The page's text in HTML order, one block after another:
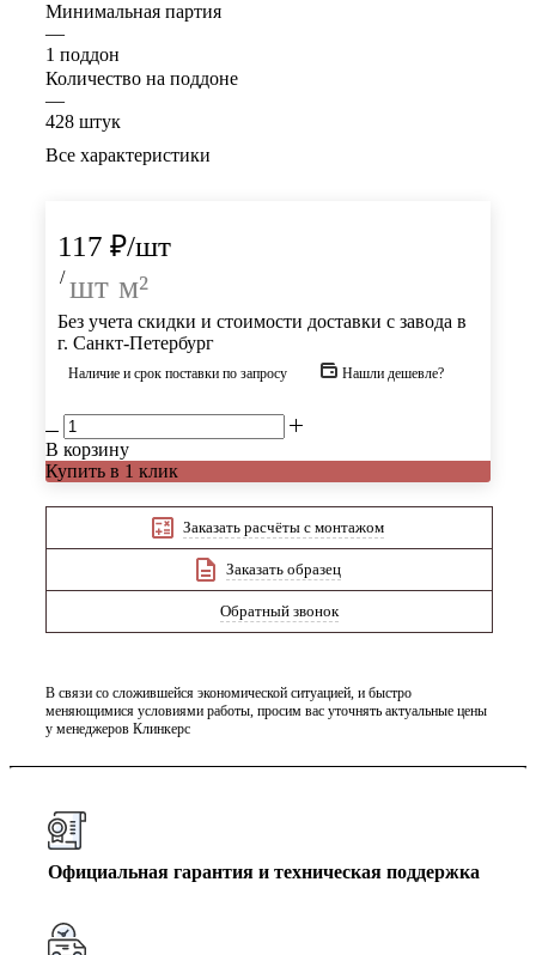
Минимальная партия
—
1 поддон
Количество на поддоне
—
428 штук
Все характеристики
117 ₽/шт
/ шт м²
Без учета скидки и стоимости доставки с завода в
г. Санкт-Петербург
Наличие и срок поставки по запросу Нашли дешевле?
В корзину
Купить в 1 клик
Заказать расчёты с монтажом
Заказать образец
Обратный звонок
В связи со сложившейся экономической ситуацией, и быстро
меняющимися условиями работы, просим вас уточнять актуальные цены
у менеджеров Клинкерс
Официальная гарантия и техническая поддержка